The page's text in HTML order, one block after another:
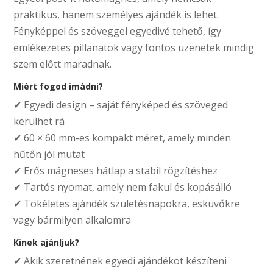
praktikus, hanem személyes ajándék is lehet.
Fényképpel és szöveggel egyedivé tehető, így
emlékezetes pillanatok vagy fontos üzenetek mindig
szem előtt maradnak.
Miért fogod imádni?
✔ Egyedi design – saját fényképed és szöveged
kerülhet rá
✔ 60 × 60 mm-es kompakt méret, amely minden
hűtőn jól mutat
✔ Erős mágneses hátlap a stabil rögzítéshez
✔ Tartós nyomat, amely nem fakul és kopásálló
✔ Tökéletes ajándék születésnapokra, esküvőkre
vagy bármilyen alkalomra
Kinek ajánljuk?
✔ Akik szeretnének egyedi ajándékot készíteni